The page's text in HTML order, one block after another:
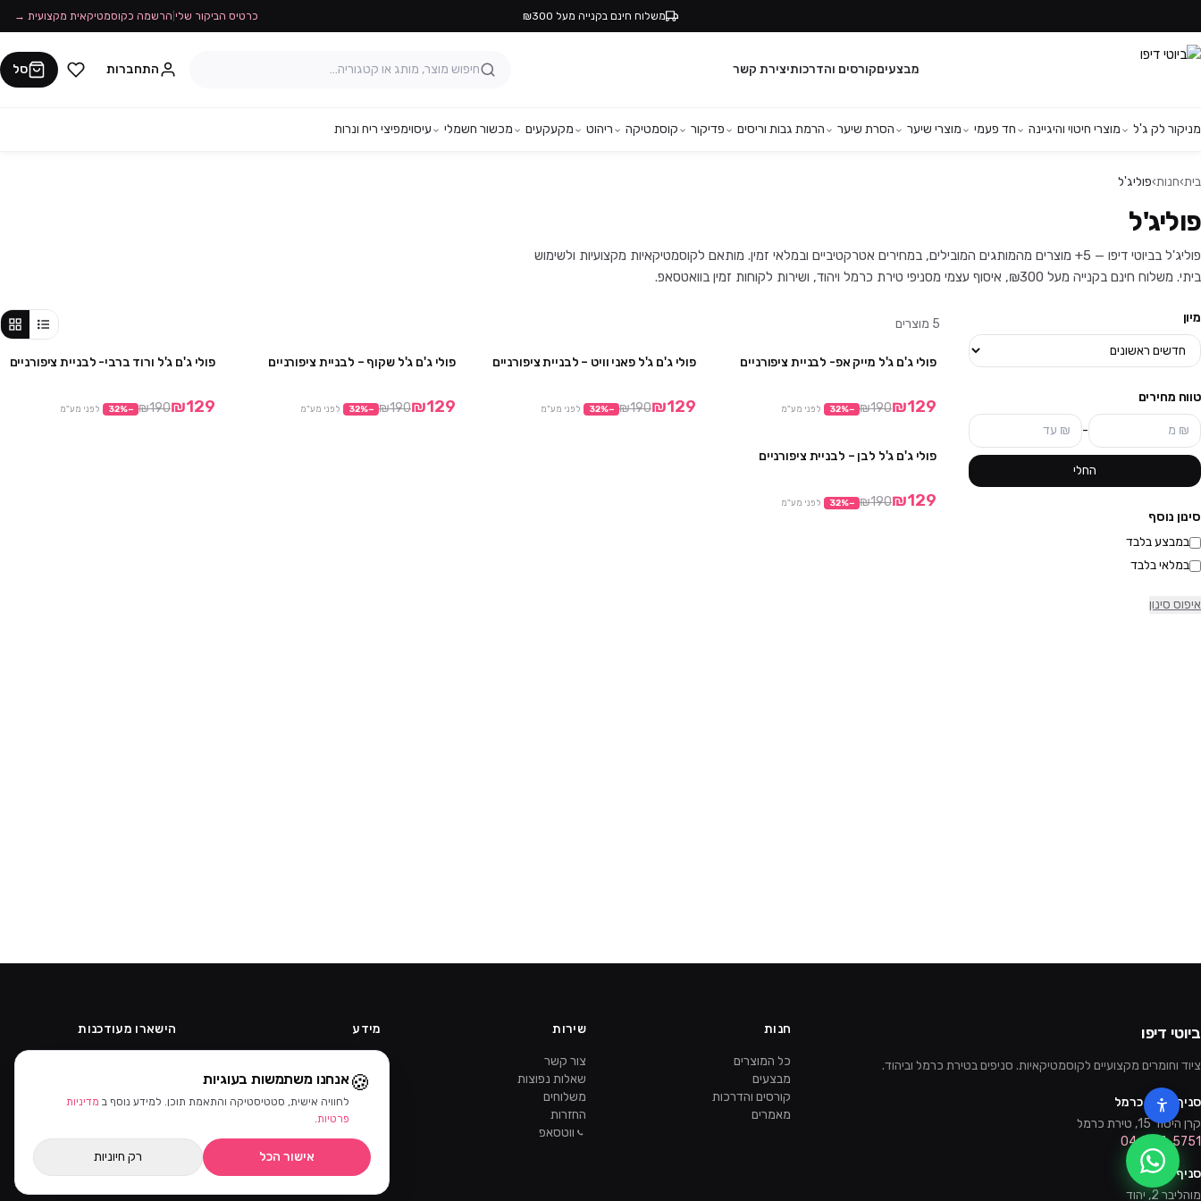
משלוח חינם בקנייה מעל ₪300 כרטיס הביקור שלי הרשמה כקוסמטיקאית מקצועית →
מבצעיםקורסים והדרכותיצירת קשר התחברות סל
מניקור לק ג'ל מוצרי חיטוי והיגיינה חד פעמי מוצרי שיער הסרת שיער הרמת גבות וריסים פדיקור קוסמטיקה ריהוט מקעקעים מכשור חשמלי עיסוימפיצי ריח ונרות
בית›חנות›פוליג'ל
פוליג'ל
פוליג'ל בביוטי דיפו — 5+ מוצרים מהמותגים המובילים, במחירים אטרקטיביים ובמלאי זמין. מותאם לקוסמטיקאיות מקצועיות ולשימוש
ביתי. משלוח חינם בקנייה מעל ₪300, איסוף עצמי מסניפי טירת כרמל ויהוד, ושירות לקוחות זמין בוואטסאפ.
מיון
טווח מחירים
-
החלי
סינון נוסף
במבצע בלבד
במלאי בלבד
איפוס סינון
5 מוצרים
פולי ג'ם ג'ל מייק אפ- לבניית ציפורניים
₪129
₪190
−
32% לפני מע"מ
פולי ג'ם ג'ל פאני וויט – לבניית ציפורניים
₪129
₪190
−
32% לפני מע"מ
פולי ג'ם ג'ל שקוף – לבניית ציפורניים
₪129
₪190
−
32% לפני מע"מ
פולי ג'ם ג'ל ורוד ברבי- לבניית ציפורניים
₪129
₪190
−
32% לפני מע"מ
פולי ג'ם ג'ל לבן – לבניית ציפורניים
₪129
₪190
−
32% לפני מע"מ
ביוטי דיפו
ציוד וחומרים מקצועיים לקוסמטיקאיות. סניפים בטירת כרמל וביהוד.
סניף טירת כרמל
קרן היסוד 15, טירת כרמל
04-857-5751
סניף יהוד
מוהליבר 2, יהוד
חנות
כל המוצרים
מבצעים
קורסים והדרכות
מאמרים
שירות
צור קשר
שאלות נפוצות
משלוחים
החזרות
ווטסאפ
מידע
תקנון
מדיניות פרטיות
ביטול עסקה
הישארו מעודכנות
קבלו מבצעים ומוצרים חדשים קודם.
מהאדמין.
🍪אנחנו משתמשות בעוגיות
לחוויה אישית, סטטיסטיקה והתאמת תוכן. למידע נוסף ב מדיניות
פרטיות.
אישור הכל רק חיוניות